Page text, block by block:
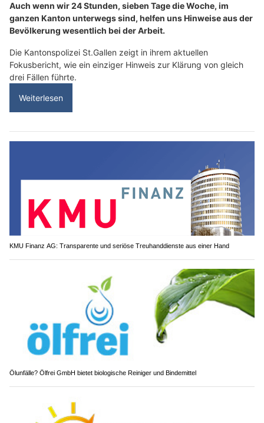
Auch wenn wir 24 Stunden, sieben Tage die Woche, im
ganzen Kanton unterwegs sind, helfen uns Hinweise aus der
Bevölkerung wesentlich bei der Arbeit.
Die Kantonspolizei St.Gallen zeigt in ihrem aktuellen
Fokusbericht, wie ein einziger Hinweis zur Klärung von gleich
drei Fällen führte.
Weiterlesen
KMU Finanz AG: Transparente und seriöse Treuhanddienste aus einer Hand
Ölunfälle? Ölfrei GmbH bietet biologische Reiniger und Bindemittel